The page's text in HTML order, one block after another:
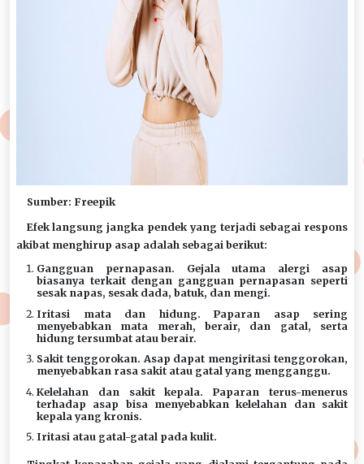
Sumber: Freepik
Efek langsung jangka pendek yang terjadi sebagai respons
akibat menghirup asap adalah sebagai berikut:
Gangguan pernapasan. Gejala utama alergi asap
biasanya terkait dengan gangguan pernapasan seperti
sesak napas, sesak dada, batuk, dan mengi.
Iritasi mata dan hidung. Paparan asap sering
menyebabkan mata merah, berair, dan gatal, serta
hidung tersumbat atau berair.
Sakit tenggorokan. Asap dapat mengiritasi tenggorokan,
menyebabkan rasa sakit atau gatal yang mengganggu.
Kelelahan dan sakit kepala. Paparan terus-menerus
terhadap asap bisa menyebabkan kelelahan dan sakit
kepala yang kronis.
Iritasi atau gatal-gatal pada kulit.